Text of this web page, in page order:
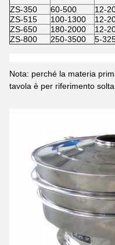
ZS-350
60-500 12-
ZS-515
100-1300 12-
ZS-650
180-2000 12-
ZS-800
250-3500 5-
Nota: perché la materia
tavola è per riferimento